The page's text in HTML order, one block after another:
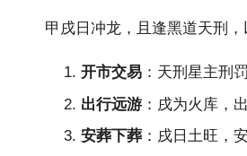
甲戌日冲龙，且逢黑道天刑，
开市交易 ：天刑星主刑
出行远游 ：戌为火库，
安葬下葬 ：戌日土旺，